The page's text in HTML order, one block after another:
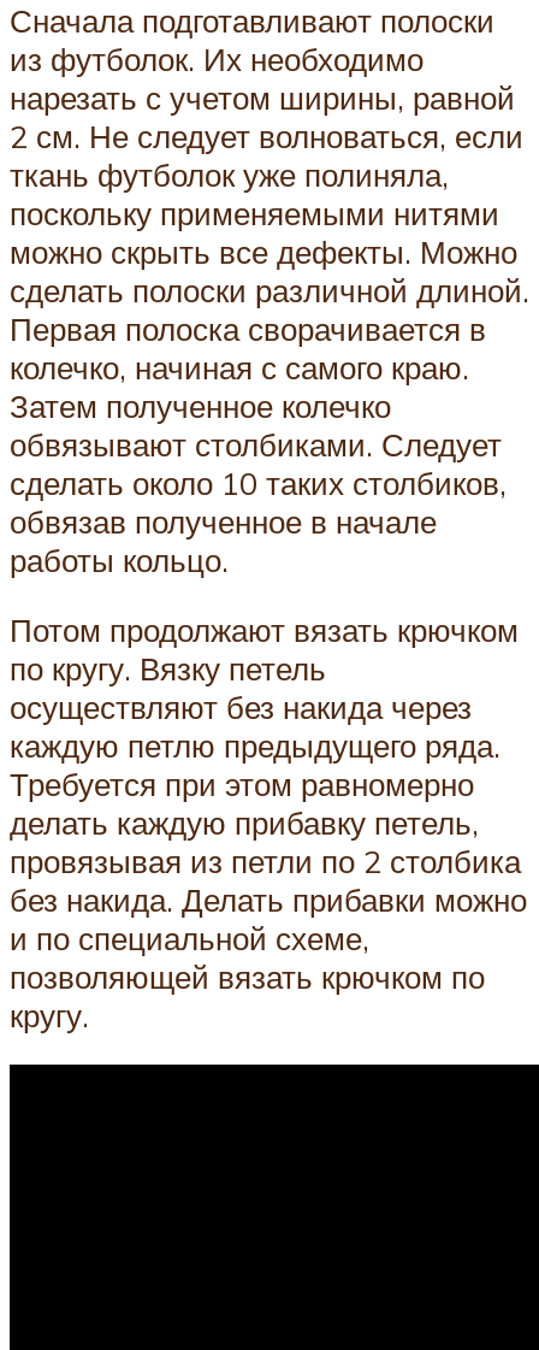
Сначала подготавливают полоски
из футболок. Их необходимо
нарезать с учетом ширины, равной
2 см. Не следует волноваться, если
ткань футболок уже полиняла,
поскольку применяемыми нитями
можно скрыть все дефекты. Можно
сделать полоски различной длиной.
Первая полоска сворачивается в
колечко, начиная с самого краю.
Затем полученное колечко
обвязывают столбиками. Следует
сделать около 10 таких столбиков,
обвязав полученное в начале
работы кольцо.
Потом продолжают вязать крючком
по кругу. Вязку петель
осуществляют без накида через
каждую петлю предыдущего ряда.
Требуется при этом равномерно
делать каждую прибавку петель,
провязывая из петли по 2 столбика
без накида. Делать прибавки можно
и по специальной схеме,
позволяющей вязать крючком по
кругу.